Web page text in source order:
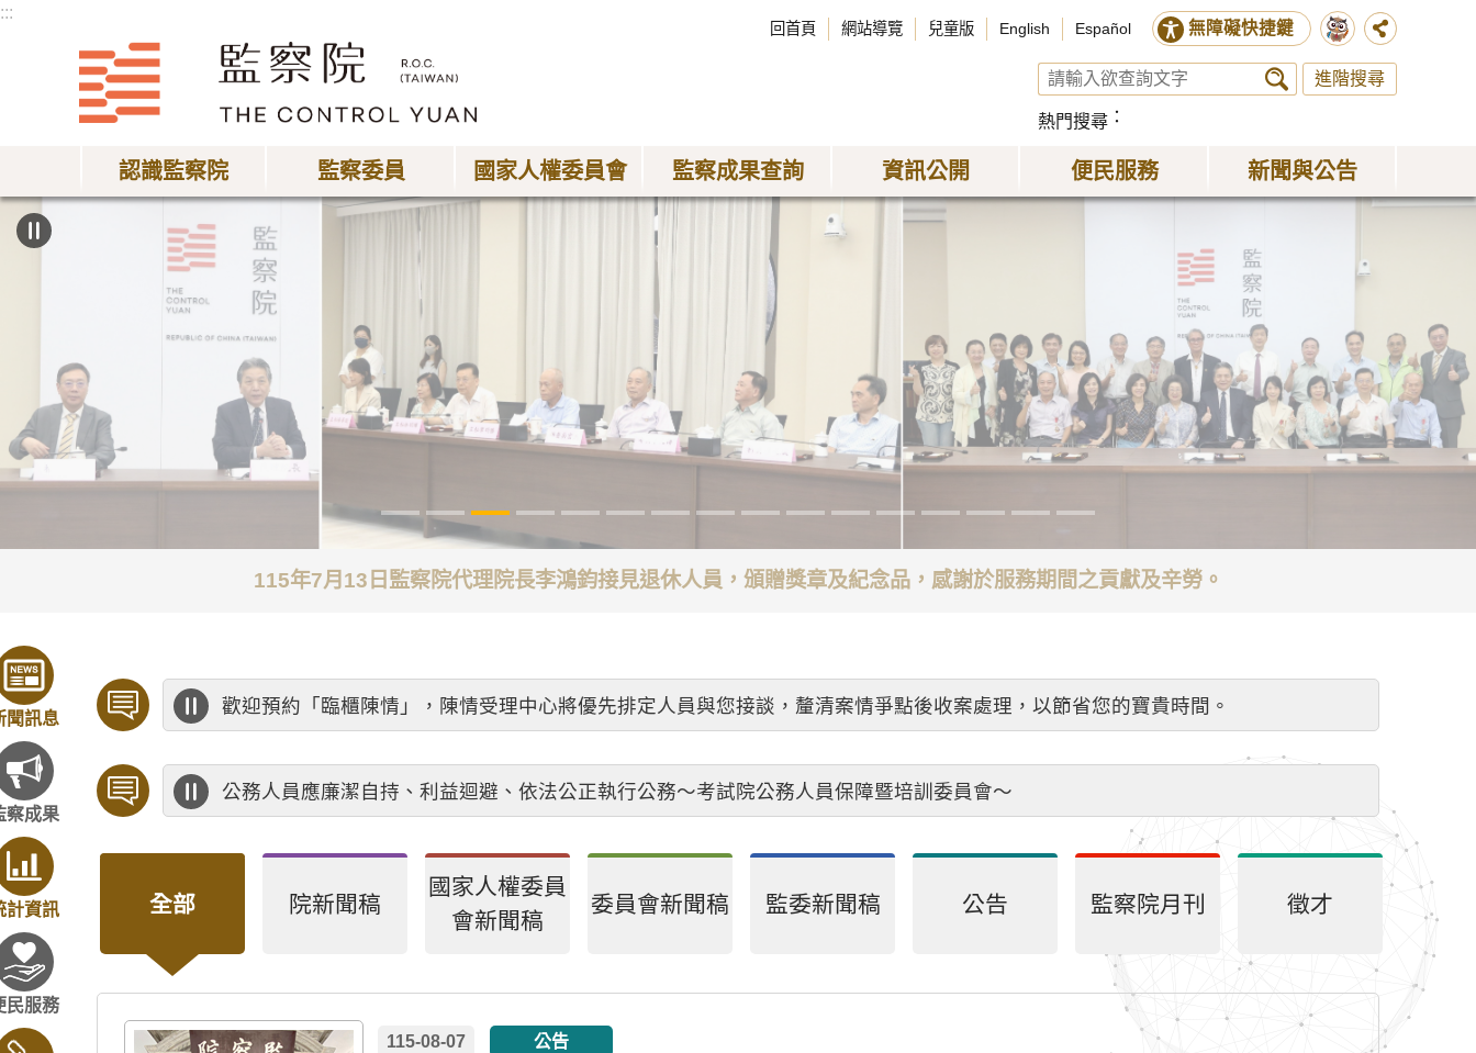
:::
回首頁 網站導覽 兒童版 English Español 無障礙快捷鍵
進階搜尋
熱門搜尋
認識監察院 監察委員 國家人權委員會 監察成果查詢 資訊公開 便民服務 新聞與公告
:::
115年7月13日監察院代理院長李鴻鈞接見退休人員，頒贈獎章及紀念品，感謝於服務期間之貢獻及辛勞。
聞訊息
察成果
計資訊
民服務
歡迎預約「臨櫃陳情」，陳情受理中心將優先排定人員與您接談，釐清案情爭點後收案處理，以節省您的寶貴時間。
公務人員應廉潔自持、利益迴避、依法公正執行公務～考試院公務人員保障暨培訓委員會～
全部 院新聞稿
國家人權委員
會新聞稿
委員會新聞稿 監委新聞稿 公告 監察院月刊 徵才
115-08-07 公告